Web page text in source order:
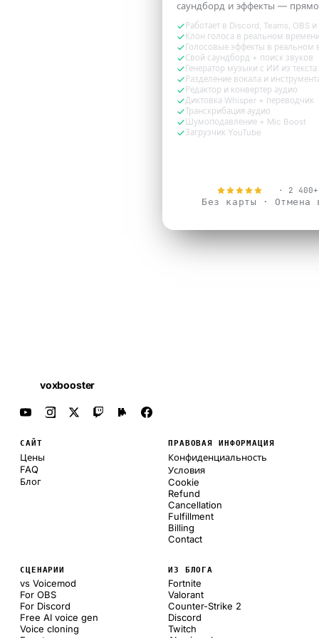
саундборд и эффекты —
Работает в Discord, Teams, OBS и
Клон голоса в реальном
Голосовые эффекты в реальном
Свой саундборд + поиск звуков
Генератор музыки с ИИ из текста
Разделение вокала и
Редактор и конвертер аудио
Диктовка Whisper + переводчик
Транскрибация аудио
Шумоподавление + Mic Boost
Загрузчик YouTube
· 2
Без карты · Отмена
voxbooster
САЙТ
Цены
FAQ
Блог
ПРАВОВАЯ ИНФОРМАЦИЯ
Конфиденциальность
Условия
Cookie
Refund
Cancellation
Fulfillment
Billing
Contact
СЦЕНАРИИ
vs Voicemod
For OBS
For Discord
Free AI voice gen
Voice cloning
ИЗ БЛОГА
Fortnite
Valorant
Counter-Strike 2
Discord
Twitch